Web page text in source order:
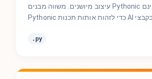
עיצוב מיושנים. משווה מבנים Pythonic ומבנים שאינם
.py